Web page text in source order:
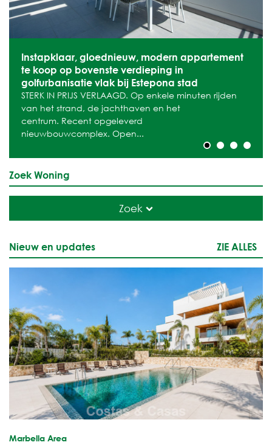
Instapklaar, gloednieuw, modern appartement
te koop op bovenste verdieping in
golfurbanisatie vlak bij Estepona stad
STERK IN PRIJS VERLAAGD. Op enkele minuten rijden
van het strand, de jachthaven en het
centrum. Recent opgeleverd
nieuwbouwcomplex. Open...
Zoek Woning
Zoek
Nieuw en updates ZIE ALLES
Marbella Area